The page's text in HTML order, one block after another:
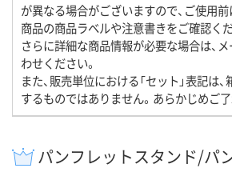
が異なる場合がございますので、ご使用
商品の商品ラベルや注意書きをご確認くだ
さらに詳細な商品情報が必要な場合は、
わせください。
また、販売単位における「セット」表記は
するものではありません。あらかじめご了
パンフレットスタンド/パ